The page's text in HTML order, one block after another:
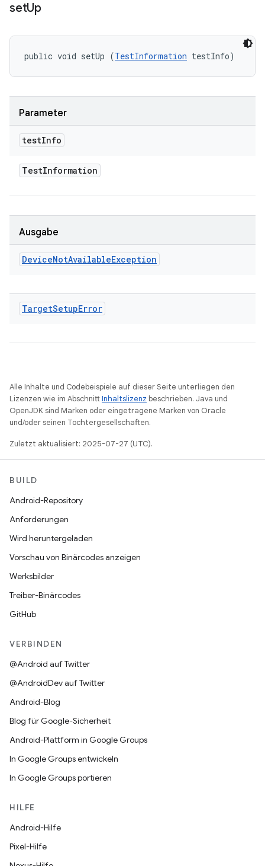
setUp
public void setUp (TestInformation testInfo)
Parameter
testInfo
TestInformation
Ausgabe
DeviceNotAvailableException
TargetSetupError
Alle Inhalte und Codebeispiele auf dieser Seite unterliegen den
Lizenzen wie im AbschnittInhaltslizenz beschrieben. Java und
OpenJDK sind Marken oder eingetragene Marken von Oracle
und/oder seinen Tochtergesellschaften.
Zuletzt aktualisiert: 2025-07-27 (UTC).
BUILD
Android-Repository
Anforderungen
Wird heruntergeladen
Vorschau von Binärcodes anzeigen
Werksbilder
Treiber-Binärcodes
GitHub
VERBINDEN
@Android auf Twitter
@AndroidDev auf Twitter
Android-Blog
Blog für Google-Sicherheit
Android-Plattform in Google Groups
In Google Groups entwickeln
In Google Groups portieren
HILFE
Android-Hilfe
Pixel-Hilfe